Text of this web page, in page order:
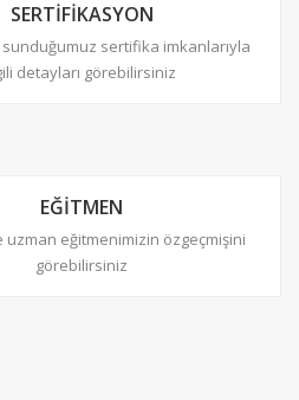
SERTİFİKASYON
sertifika imkanlarıyla
detayları görebilirsiniz
EĞİTMEN
uzman eğitmenimizin özgeçmişini
görebilirsiniz